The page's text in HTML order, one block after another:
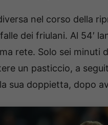
nel corso della
dei friulani. Al 54′
rete. Solo sei minuti
un pasticcio, a
sua doppietta, dopo